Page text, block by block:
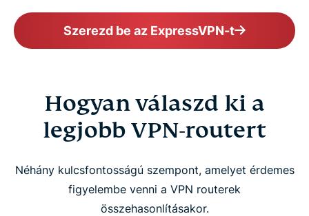
Szerezd be az ExpressVPN-t
Hogyan válaszd ki a
legjobb VPN-routert
Néhány kulcsfontosságú szempont, amelyet érdemes
figyelembe venni a VPN routerek
összehasonlításakor.